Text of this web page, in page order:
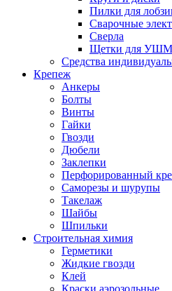
Пилки для
Сварочные
Сверла
Щетки для УШМ
Средства
Крепеж
Анкеры
Болты
Винты
Гайки
Гвозди
Дюбели
Заклепки
Перфорированный
Саморезы и шурупы
Такелаж
Шайбы
Шпильки
Строительная химия
Герметики
Жидкие гвозди
Клей
Краски аэрозольные